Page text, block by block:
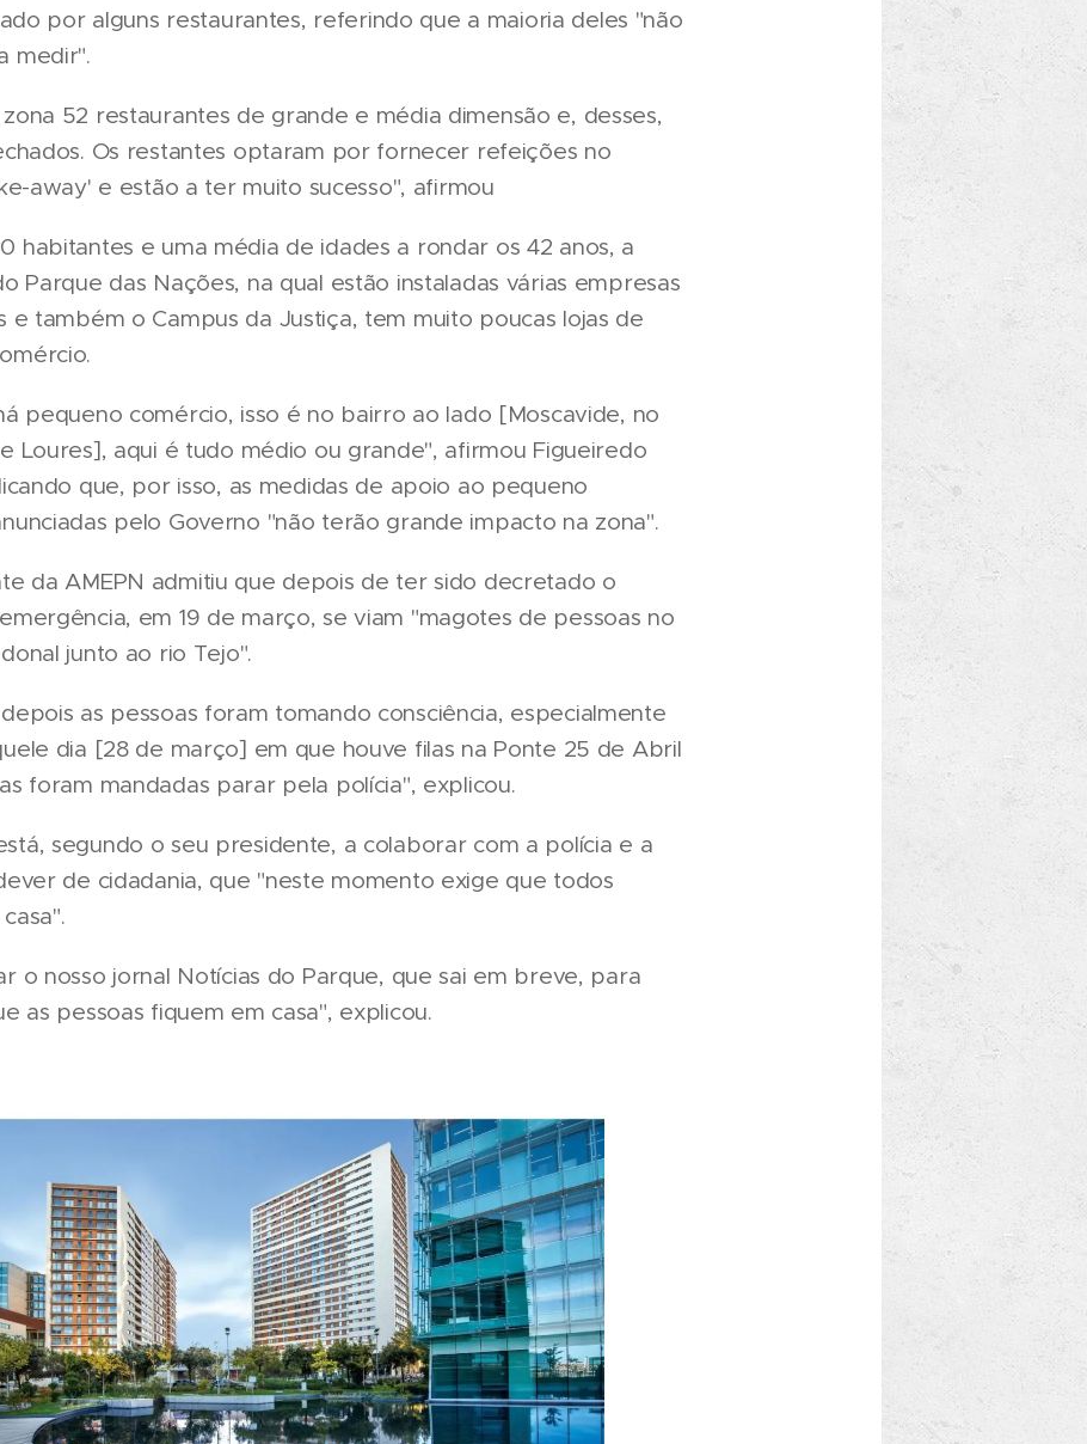
por alguns restaurantes, referindo que a maioria deles "não
medir".
52 restaurantes de grande e média dimensão e, desses,
Os restantes optaram por fornecer refeições no
away' e estão a ter muito sucesso", afirmou
habitantes e uma média de idades a rondar os 42 anos, a
Parque das Nações, na qual estão instaladas várias empresas
e também o Campus da Justiça, tem muito poucas lojas de
pequeno comércio, isso é no bairro ao lado [Moscavide, no
Loures], aqui é tudo médio ou grande", afirmou Figueiredo
que, por isso, as medidas de apoio ao pequeno
pelo Governo "não terão grande impacto na zona".
da AMEPN admitiu que depois de ter sido decretado o
em 19 de março, se viam "magotes de pessoas no
junto ao rio Tejo".
as pessoas foram tomando consciência, especialmente
dia [28 de março] em que houve filas na Ponte 25 de Abril
foram mandadas parar pela polícia", explicou.
segundo o seu presidente, a colaborar com a polícia e a
de cidadania, que "neste momento exige que todos
o nosso jornal Notícias do Parque, que sai em breve, para
as pessoas fiquem em casa", explicou.